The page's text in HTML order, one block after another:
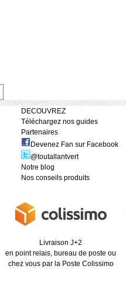
DECOUVREZ
Téléchargez nos guides
Partenaires
Devenez Fan sur Facebook
@toutallantvert
Notre blog
Nos conseils produits
Livraison J+2
en point relais, bureau de poste ou
chez vous par la Poste Colissimo